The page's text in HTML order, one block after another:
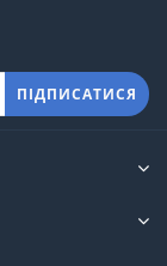
ПІДПИСАТИСЯ